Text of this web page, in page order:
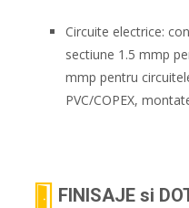
Circuite electrice:
sectiune 1.5 mmp
mmp pentru
PVC/COPEX,
FINISAJE si